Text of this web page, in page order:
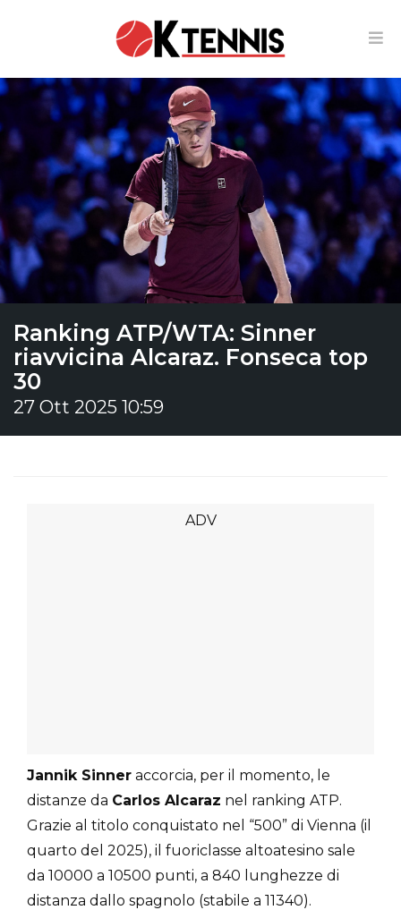
Ranking ATP/WTA: Sinner
riavvicina Alcaraz. Fonseca top
30
27 Ott 2025 10:59
Jannik Sinner accorcia, per il momento, le
distanze da Carlos Alcaraz nel ranking ATP.
Grazie al titolo conquistato nel “500” di Vienna (il
quarto del 2025), il fuoriclasse altoatesino sale
da 10000 a 10500 punti, a 840 lunghezze di
distanza dallo spagnolo (stabile a 11340).